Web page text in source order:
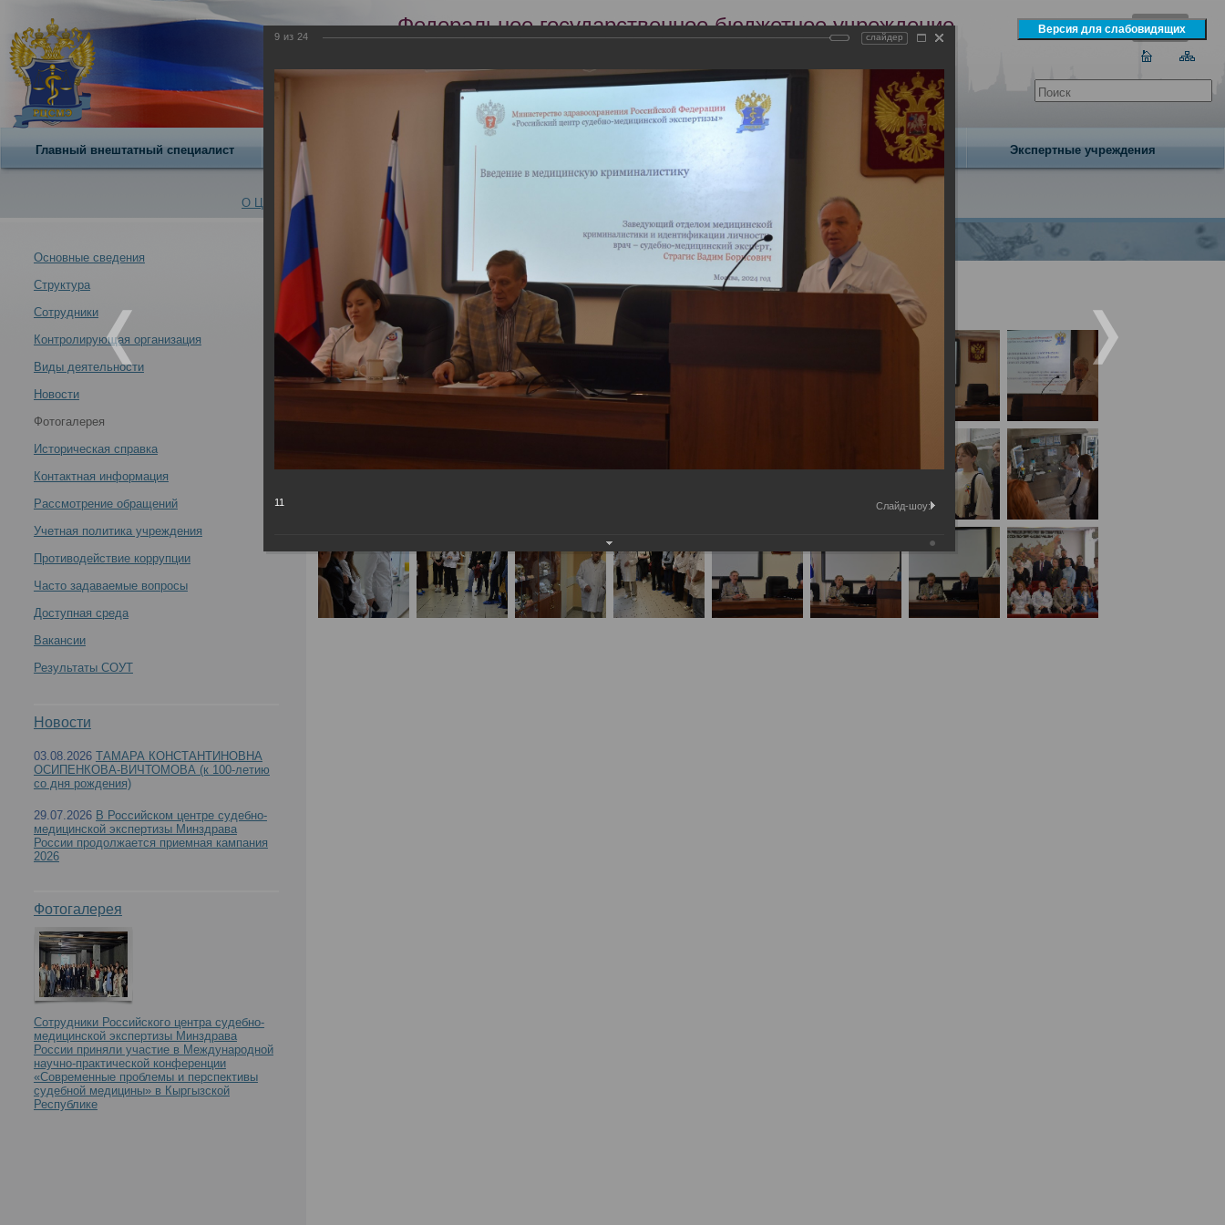
Федеральное государственное бюджетное учреждение
Российский центр судебно-медицинской экспертизы
Минздрава России
Сегодня 7 августа 2026 года
Главный внештатный специалист О центре Научная деятельность Издательство Экспертные учреждения
О Центре -
Новости -
День открытых дверей проведен в РЦСМЭ 03 апреля
День открытых дверей проведен в РЦСМЭ 03 апреля 2024 года
Основные сведения
Структура
Сотрудники
Контролирующая организация
Виды деятельности
Новости
Фотогалерея
Историческая справка
Контактная информация
Рассмотрение обращений
Учетная политика учреждения
Противодействие коррупции
Часто задаваемые вопросы
Доступная среда
Вакансии
Результаты СОУТ
Новости
03.08.2026 ТАМАРА КОНСТАНТИНОВНА
ОСИПЕНКОВА-ВИЧТОМОВА (к 100-летию
со дня рождения)
29.07.2026 В Российском центре судебно-
медицинской экспертизы Минздрава
России продолжается приемная кампания
2026
Фотогалерея
Сотрудники Российского центра судебно-
медицинской экспертизы Минздрава
России приняли участие в Международной
научно-практической конференции
«Современные проблемы и перспективы
судебной медицины» в Кыргызской
Республике
Альбомы
День открытых дверей проведен в РЦСМЭ 03 апреля 2024 года
04.04.2024
9 из 24 слайдер
11 Слайд-шоу: